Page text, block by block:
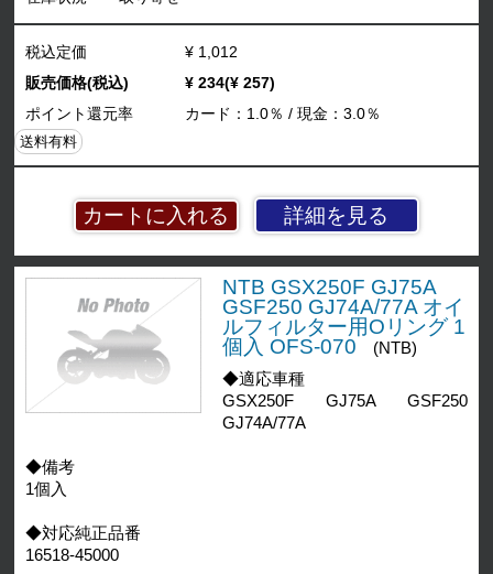
詳細を見る
税込定価
¥ 1,012
販売価格(税込)
¥ 234(¥ 257)
ポイント還元率
カード：1.0％ / 現金：3.0％
送料有料
NTB GSX250F GJ75A
GSF250 GJ74A/77A オイ
ルフィルター用Oリング 1
個入 OFS-070
(NTB)
◆適応車種
GSX250F GJ75A GSF250
GJ74A/77A
◆備考
1個入
◆対応純正品番
16518-45000